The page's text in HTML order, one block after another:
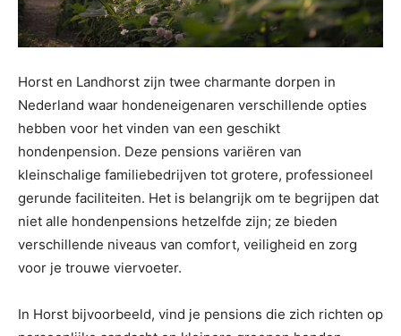
Horst en Landhorst zijn twee charmante dorpen in
Nederland waar hondeneigenaren verschillende opties
hebben voor het vinden van een geschikt
hondenpension. Deze pensions variëren van
kleinschalige familiebedrijven tot grotere, professioneel
gerunde faciliteiten. Het is belangrijk om te begrijpen dat
niet alle hondenpensions hetzelfde zijn; ze bieden
verschillende niveaus van comfort, veiligheid en zorg
voor je trouwe viervoeter.
In Horst bijvoorbeeld, vind je pensions die zich richten op